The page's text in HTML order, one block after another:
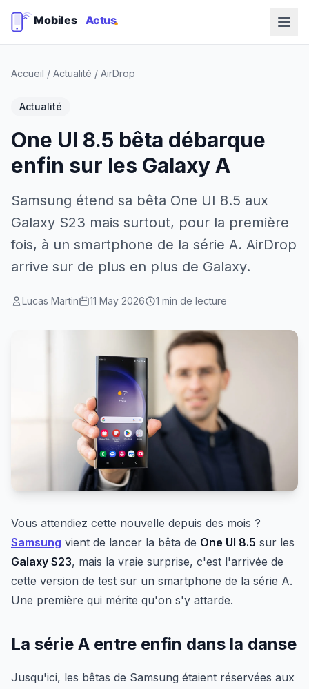
Accueil / Actualité / AirDrop
Actualité
One UI 8.5 bêta débarque
enfin sur les Galaxy A
Samsung étend sa bêta One UI 8.5 aux
Galaxy S23 mais surtout, pour la première
fois, à un smartphone de la série A. AirDrop
arrive sur de plus en plus de Galaxy.
Lucas Martin 11 May 2026 1 min de lecture
Vous attendiez cette nouvelle depuis des mois ?
Samsung vient de lancer la bêta de One UI 8.5 sur les
Galaxy S23, mais la vraie surprise, c'est l'arrivée de
cette version de test sur un smartphone de la série A.
Une première qui mérite qu'on s'y attarde.
La série A entre enfin dans la danse
Jusqu'ici, les bêtas de Samsung étaient réservées aux